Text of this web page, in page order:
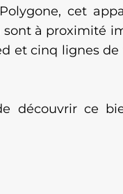
cet
à proximité
et cinq lignes
découvrir ce